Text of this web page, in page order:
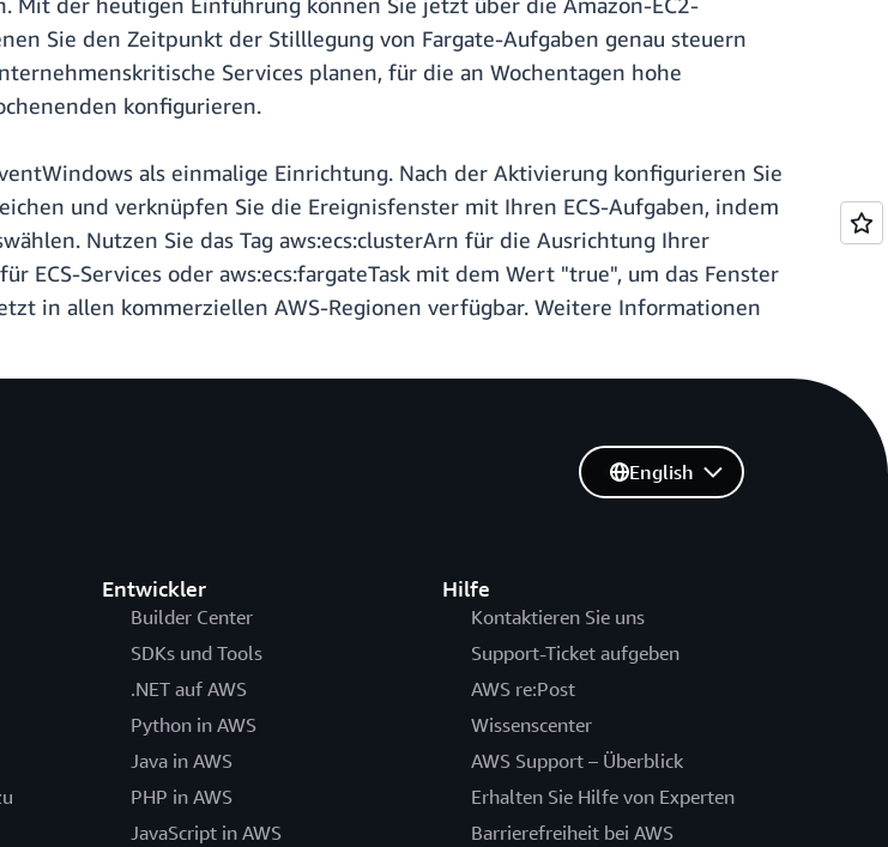
Sie den Zeitpunkt der Stilllegung von Fargate-Aufgaben genau steuern
Services planen, für die an Wochentagen hohe
konfigurieren.
als einmalige Einrichtung. Nach der Aktivierung konfigurieren Sie
und verknüpfen Sie die Ereignisfenster mit Ihren ECS-Aufgaben, indem
Nutzen Sie das Tag aws:ecs:clusterArn für die Ausrichtung Ihrer
ECS-Services oder aws:ecs:fargateTask mit dem Wert "true", um das Fenster
in allen kommerziellen AWS-Regionen verfügbar. Weitere Informationen
Entwickler
Builder Center
SDKs und Tools
.NET auf AWS
Python in AWS
Java in AWS
PHP in AWS
JavaScript in AWS
Hilfe
Kontaktieren Sie uns
Support-Ticket aufgeben
AWS re:Post
Wissenscenter
AWS Support – Überblick
Erhalten Sie Hilfe von Experten
Barrierefreiheit bei AWS
English